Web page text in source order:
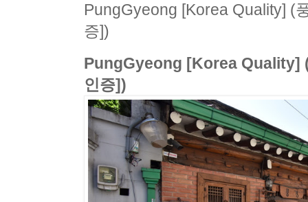
PungGyeong [Korea Quality] (
증])
PungGyeong [Korea Quality]
인증])